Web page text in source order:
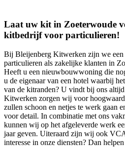
Laat uw kit in Zoeterwoude
kitbedrijf voor particulieren!
Bij Bleijenberg Kitwerken zijn we
particulieren als zakelijke klanten in
Heeft u een nieuwbouwwoning die
u de eigenaar van een hotel waarbij
van de kitranden? U vindt bij ons
Kitwerken zorgen wij voor
zullen schoon en netjes te werk gaan
voor detail. In combinatie met ons
kunnen wij op het afgeleverde werk
jaar geven. Uiteraard zijn wij ook
interesse in onze diensten? Dan